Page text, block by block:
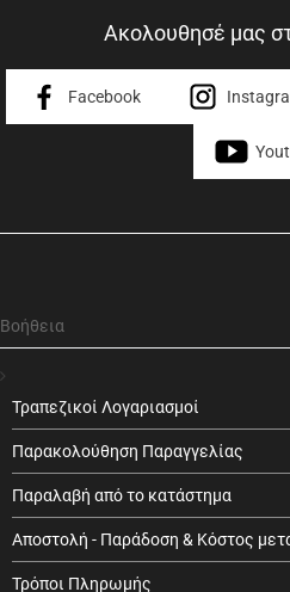
Ακολουθησέ μας
Facebook
Βοήθεια
Τραπεζικοί Λογαριασμοί
Παρακολούθηση Παραγγελίας
Παραλαβή από το κατάστημα
Αποστολή - Παράδοση & Κόστος
Τρόποι Πληρωμής